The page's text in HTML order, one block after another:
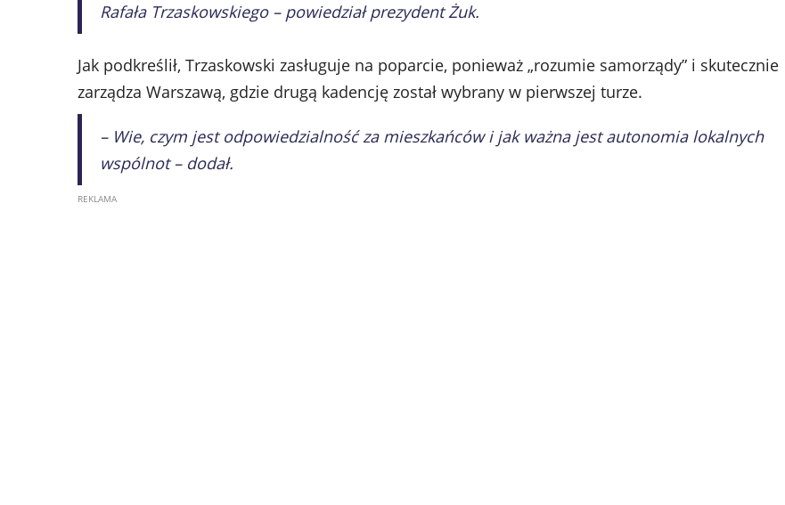
Rafała Trzaskowskiego – powiedział prezydent Żuk.
Jak podkreślił, Trzaskowski zasługuje na poparcie, ponieważ „rozumie samorządy” i skutecznie
zarządza Warszawą, gdzie drugą kadencję został wybrany w pierwszej turze.
– Wie, czym jest odpowiedzialność za mieszkańców i jak ważna jest autonomia lokalnych
wspólnot – dodał.